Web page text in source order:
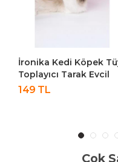
İronika 2\\\\\\\\\\\\\\\'li
Köpek Tüy Toplayıcı
Tarak Evcil Hayvan
159 TL
Çok